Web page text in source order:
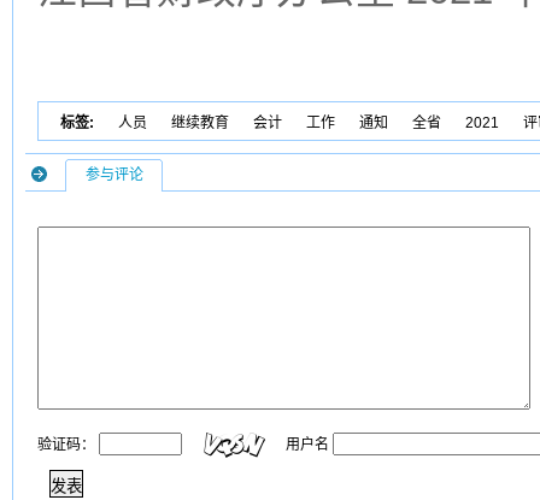
标签: 人员 继续教育 会计 工作 通知 全省 2021
参与评论
验证码： 用户名